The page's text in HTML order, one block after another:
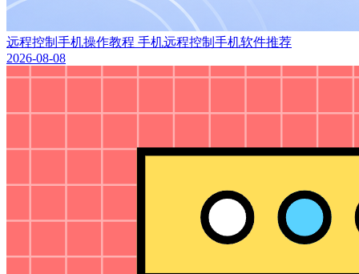
远程控制手机操作教程 手机远程控制手机软件推荐
2026-08-08